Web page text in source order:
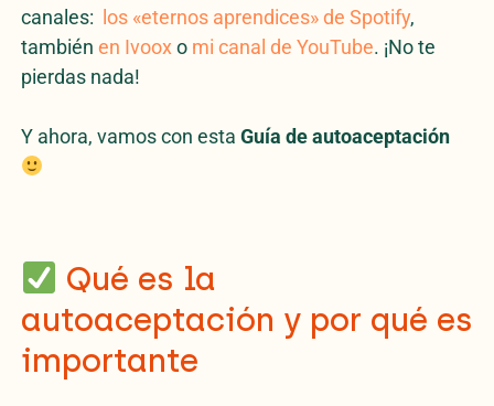
canales: los «eternos aprendices» de Spotify,
también en Ivooxo mi canal de YouTube. ¡No te
pierdas nada!
Y ahora, vamos con esta Guía de autoaceptación
Qué es la
autoaceptación y por qué es
importante